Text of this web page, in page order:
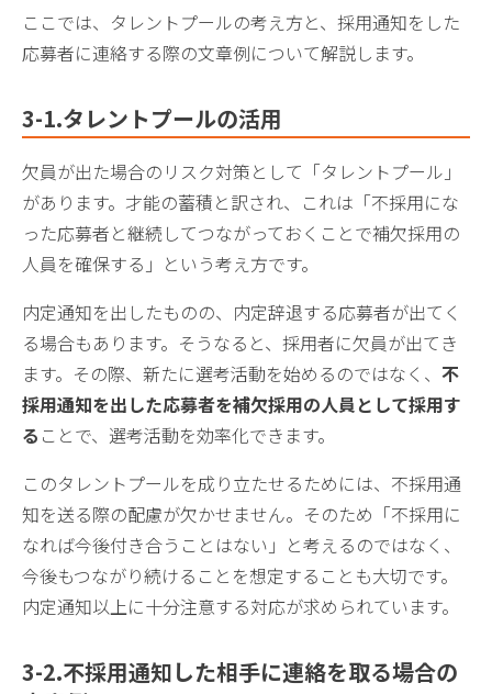
ここでは、タレントプールの考え方と、採用通知をした
応募者に連絡する際の文章例について解説します。
3-1.タレントプールの活用
欠員が出た場合のリスク対策として「タレントプール」
があります。才能の蓄積と訳され、これは「不採用にな
った応募者と継続してつながっておくことで補欠採用の
人員を確保する」という考え方です。
内定通知を出したものの、内定辞退する応募者が出てく
る場合もあります。そうなると、採用者に欠員が出てき
ます。その際、新たに選考活動を始めるのではなく、 不
採用通知を出した応募者を補欠採用の人員として採用す
る ことで、選考活動を効率化できます。
このタレントプールを成り立たせるためには、不採用通
知を送る際の配慮が欠かせません。そのため「不採用に
なれば今後付き合うことはない」と考えるのではなく、
今後もつながり続けることを想定することも大切です。
内定通知以上に十分注意する対応が求められています。
3-2.不採用通知した相手に連絡を取る場合の